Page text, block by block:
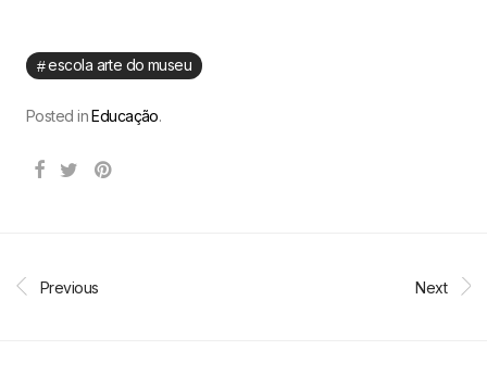
escola arte do museu
Posted inEducação.
Previous Next